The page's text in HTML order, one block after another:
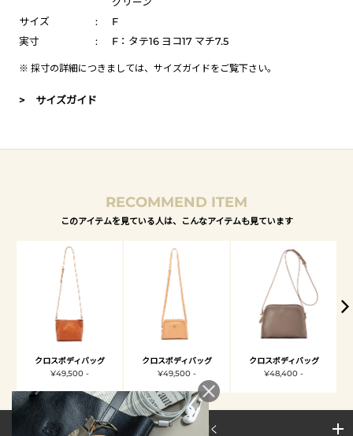
サイズ
:
F
実寸
: F：タテ16 ヨコ17 マチ7.5
※ 採寸の詳細につきましては、 サイズガイドをご覧下さい。
> サイズガイド
RECOMMEND ITEM
このアイテムを見ている人は、こんなアイテムも見ています
クロスボディバッグ
¥49,500 -
クロスボディバッグ
¥49,500 -
クロスボディバッグ
¥48,400 -
サイトマップを開く